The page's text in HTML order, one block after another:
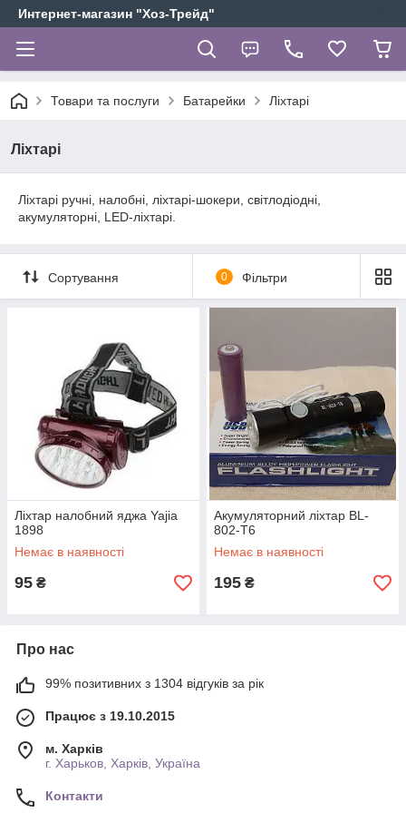
Интернет-магазин "Хоз-Трейд"
Товари та послуги Батарейки Ліхтарі
Ліхтарі
Ліхтарі ручні, налобні, ліхтарі-шокери, світлодіодні,
акумуляторні, LED-ліхтарі.
Сортування 0 Фільтри
Ліхтар налобний яджа Yajia
1898
Немає в наявності
95 ₴
Акумуляторний ліхтар BL-
802-T6
Немає в наявності
195 ₴
Про нас
99% позитивних з 1304 відгуків за рік
Працює з 19.10.2015
м. Харків
г. Харьков, Харків, Україна
Контакти